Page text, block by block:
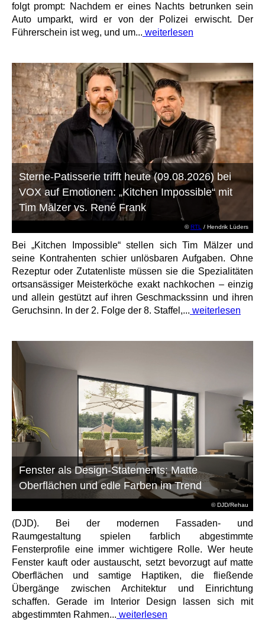
folgt prompt: Nachdem er eines Nachts betrunken sein
Auto umparkt, wird er von der Polizei erwischt. Der
Führerschein ist weg, und um... weiterlesen
©RTL / Hendrik Lüders
Sterne-Patisserie trifft heute (09.08.2026) bei
VOX auf Emotionen: „Kitchen Impossible“ mit
Tim Mälzer vs. René Frank
Bei „Kitchen Impossible“ stellen sich Tim Mälzer und
seine Kontrahenten schier unlösbaren Aufgaben. Ohne
Rezeptur oder Zutatenliste müssen sie die Spezialitäten
ortsansässiger Meisterköche exakt nachkochen – einzig
und allein gestützt auf ihren Geschmackssinn und ihren
Geruchsinn. In der 2. Folge der 8. Staffel,... weiterlesen
© DJD/Rehau
Fenster als Design-Statements: Matte
Oberflächen und edle Farben im Trend
(DJD). Bei der modernen Fassaden- und
Raumgestaltung spielen farblich abgestimmte
Fensterprofile eine immer wichtigere Rolle. Wer heute
Fenster kauft oder austauscht, setzt bevorzugt auf matte
Oberflächen und samtige Haptiken, die fließende
Übergänge zwischen Architektur und Einrichtung
schaffen. Gerade im Interior Design lassen sich mit
abgestimmten Rahmen... weiterlesen